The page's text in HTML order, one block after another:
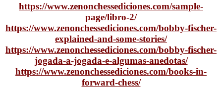
https://www.zenonchessediciones.com/sample-
page/libro-2/
https://www.zenonchessediciones.com/bobby-fischer-
explained-and-some-stories/
https://www.zenonchessediciones.com/bobby-fischer-
jogada-a-jogada-e-algumas-anedotas/
https://www.zenonchessediciones.com/books-in-
forward-chess/